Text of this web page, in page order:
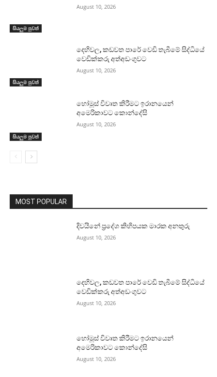
සියලුම පුවත්
August 10, 2026
සියලුම පුවත්
දෙහිවල, කඩවත පාරේ වෙඩි තැබීමේ සිද්ධියේ
වෙඩික්කරු අත්අඩංගුවට
August 10, 2026
සියලුම පුවත්
හෝමූස් විවෘත කිරීමට ඉරානයෙන්
අමෙරිකාවට කොන්දේසි
August 10, 2026
MOST POPULAR
දිවයිනේ ප්‍රදේශ කිහිපයක මාරක අනතුරු
August 10, 2026
දෙහිවල, කඩවත පාරේ වෙඩි තැබීමේ සිද්ධියේ
වෙඩික්කරු අත්අඩංගුවට
August 10, 2026
හෝමූස් විවෘත කිරීමට ඉරානයෙන්
අමෙරිකාවට කොන්දේසි
August 10, 2026